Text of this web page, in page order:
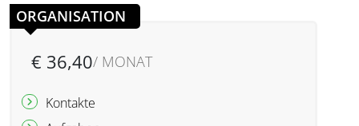
ORGANISATION
€ 36,40/ MONAT
Kontakte